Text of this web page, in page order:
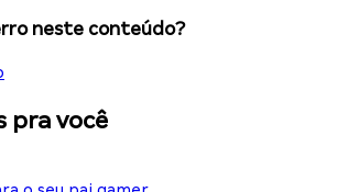
neste conteúdo?
pra você